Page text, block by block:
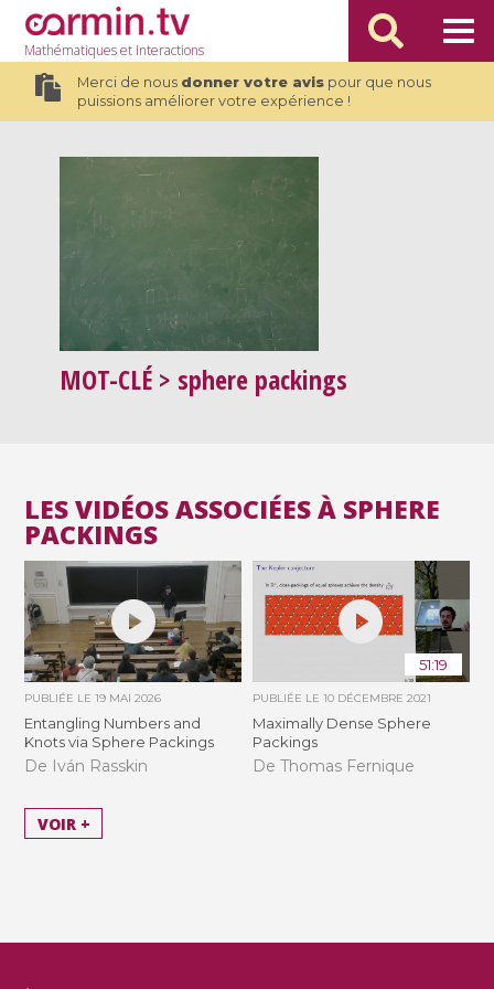
Mathématiqueset Interactions
Merci de nous donner votre avispour que nous
puissions améliorer votre expérience !
MOT-CLÉ > sphere packings
LES VIDÉOS ASSOCIÉES À SPHERE
PACKINGS
PUBLIÉE LE19 MAI 2026
Entangling Numbers and
Knots via Sphere Packings
De Iván Rasskin
51:19
PUBLIÉE LE 10 DÉCEMBRE 2021
Maximally Dense Sphere
Packings
De Thomas Fernique
VOIR +